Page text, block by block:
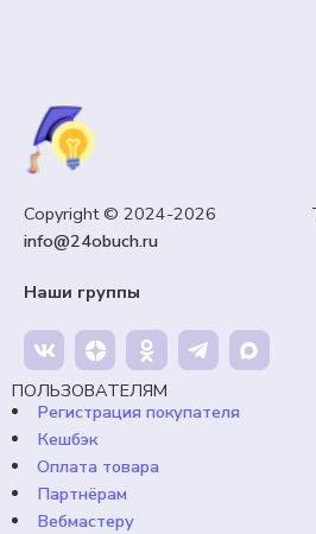
Copyright © 2024-2026
info@24obuch.ru
Наши группы
ПОЛЬЗОВАТЕЛЯМ
Регистрация покупателя
Кешбэк
Оплата товара
Партнёрам
Вебмастеру